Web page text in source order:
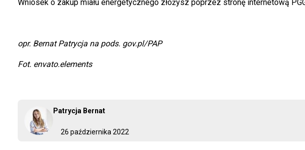
26 października 2022
Patrycja Bernat
Wniosek o zakup miału energetycznego złożysz poprzez stronę internetową
opr. Bernat Patrycja na pods. gov.pl/PAP
Fot. envato.elements